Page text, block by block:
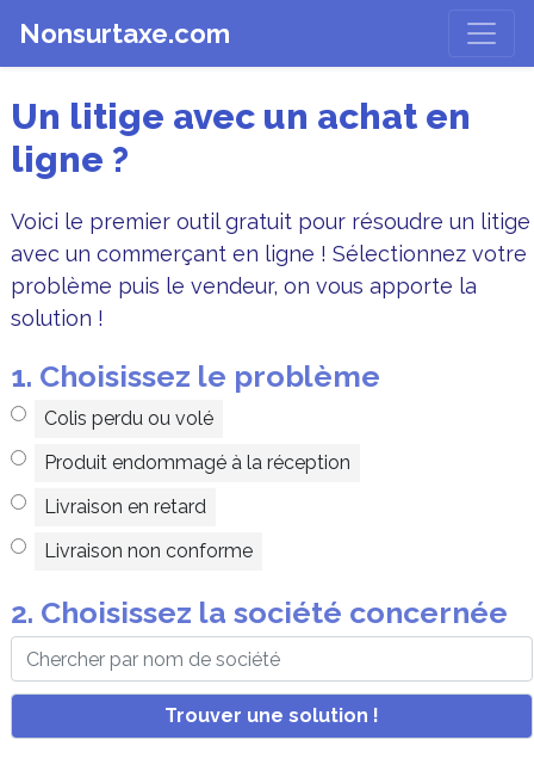
Nonsurtaxe.com
Un litige avec un achat en
ligne ?
Voici le premier outil gratuit pour résoudre un litige
avec un commerçant en ligne ! Sélectionnez votre
problème puis le vendeur, on vous apporte la
solution !
1. Choisissez le problème
Colis perdu ou volé
Produit endommagé à la réception
Livraison en retard
Livraison non conforme
2. Choisissez la société concernée
Trouver une solution !